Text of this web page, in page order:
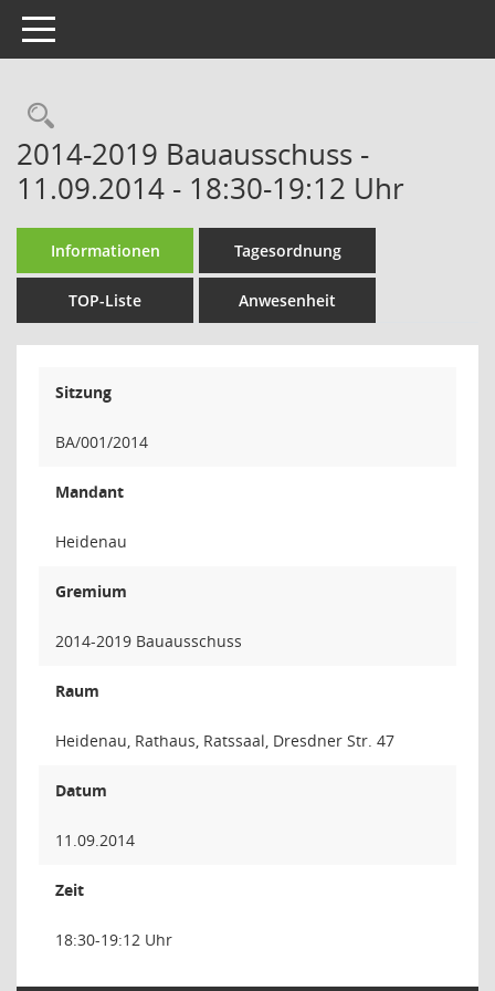
Toggle navigation
Rechercheauswahl
2014-2019 Bauausschuss -
11.09.2014 - 18:30-19:12 Uhr
Informationen Tagesordnung
TOP-Liste Anwesenheit
Sitzung
BA/001/2014
Mandant
Heidenau
Gremium
2014-2019 Bauausschuss
Raum
Heidenau, Rathaus, Ratssaal, Dresdner Str. 47
Datum
11.09.2014
Zeit
18:30-19:12 Uhr